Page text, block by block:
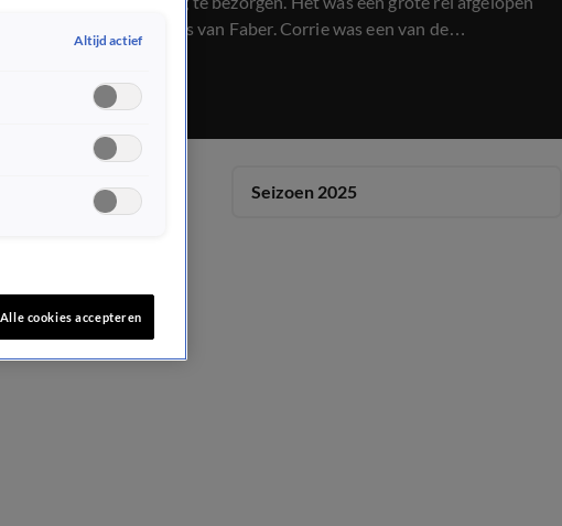
jaar, de lintjes van Faber. Corrie was een van de
gedupeerden, ze blikt bij ons terug. En het Top 2000 café is
steevast uitverkocht, maar je kan ook gewoon naar de
achtertuin van superfan Arjen.
Seizoen 2025
Altijd actief
Alle cookies accepteren